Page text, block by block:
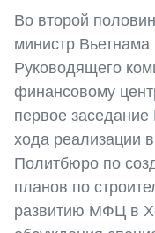
Во второй
министр
Руководящего
финансовому
первое
хода реализации
Политбюро по
планов по
развитию МФЦ в